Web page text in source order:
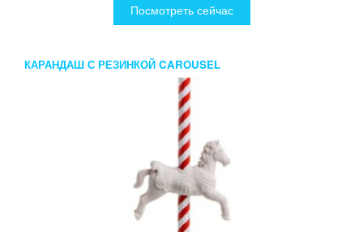
Посмотреть сейчас
КАРАНДАШ С РЕЗИНКОЙ CAROUSEL